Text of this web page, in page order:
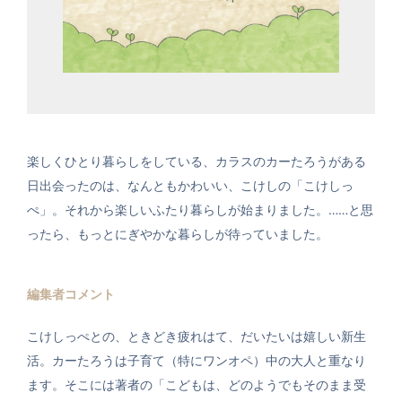
楽しくひとり暮らしをしている、カラスのカーたろうがある
日出会ったのは、なんともかわいい、こけしの「こけしっ
ぺ」。それから楽しいふたり暮らしが始まりました。……と思
ったら、もっとにぎやかな暮らしが待っていました。
編集者コメント
こけしっぺとの、ときどき疲れはて、だいたいは嬉しい新生
活。カーたろうは子育て（特にワンオペ）中の大人と重なり
ます。そこには著者の「こどもは、どのようでもそのまま受